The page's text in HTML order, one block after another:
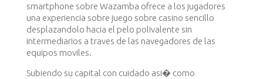
smartphone sobre Wazamba ofrece a los jugadores
una experiencia sobre juego sobre casino sencillo
desplazandolo hacia el pelo polivalente sin
intermediarios a traves de las navegadores de las
equipos moviles.
Subiendo su capital con cuidado asi� como